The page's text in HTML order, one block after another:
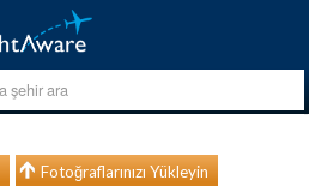
Fotoğraflarınızı Yükleyin